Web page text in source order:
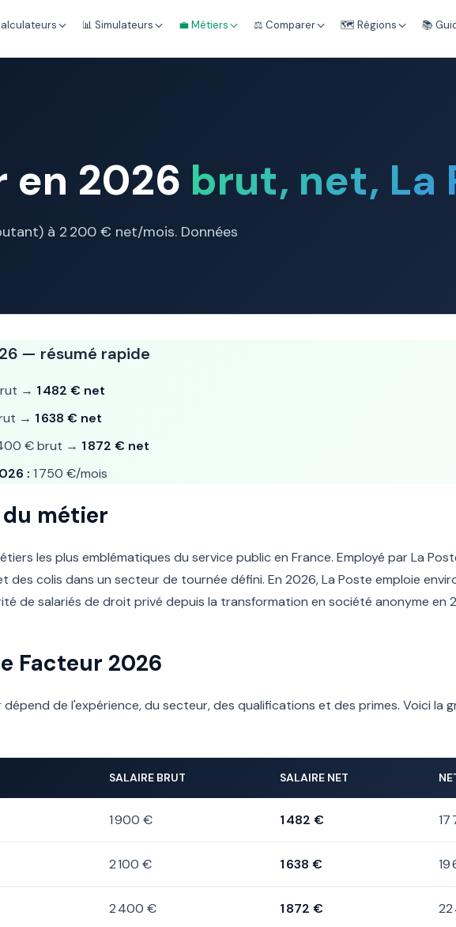
📊 Simulateurs 💼 Métiers ⚖️ Comparer 🗺️ Régions 📚
en 2026 brut, net, La
à 2 200 € net/mois. Données
— résumé rapide
→ 1 482 € net
→ 1 638 € net
€ brut → 1 872 € net
: 1 750 €/mois
métier
les plus emblématiques du service public en France. Employé par La
des colis dans un secteur de tournée défini. En 2026, La Poste emploie
de salariés de droit privé depuis la transformation en société anonyme en
Facteur 2026
de l'expérience, du secteur, des qualifications et des primes. Voici la
SALAIRE BRUT SALAIRE NET
1 900 € 1 482 € 17
2 100 € 1 638 € 19
2 400 € 1 872 €